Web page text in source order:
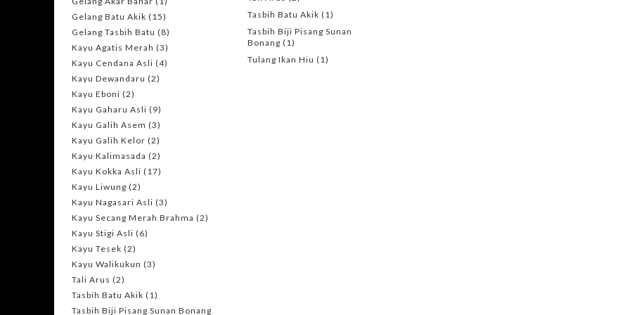
Gelang Batu Akik (15)
Gelang Tasbih Batu (8)
Kayu Agatis Merah (3)
Kayu Cendana Asli (4)
Kayu Dewandaru (2)
Kayu Eboni (2)
Kayu Gaharu Asli (9)
Kayu Galih Asem (3)
Kayu Galih Kelor (2)
Kayu Kalimasada (2)
Kayu Kokka Asli (17)
Kayu Liwung (2)
Kayu Nagasari Asli (3)
Kayu Secang Merah Brahma (2)
Kayu Stigi Asli (6)
Kayu Tesek (2)
Kayu Walikukun (3)
Tali Arus (2)
Tasbih Batu Akik (1)
Tasbih Biji Pisang Sunan Bonang
Tasbih Batu Akik (1)
Tasbih Biji Pisang Sunan
Bonang (1)
Tulang Ikan Hiu (1)